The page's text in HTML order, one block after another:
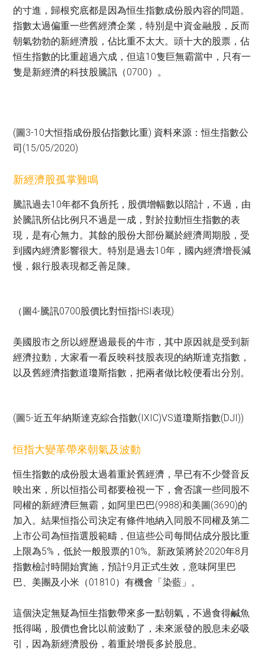
的寸進，歸根究底都是因為恒生指數成份股內容的問題。
指數太過偏重一些舊經濟企業，特別是中資金融股，反而
朝氣勃勃的新經濟股，佔比重不太大。頭十大的股票，佔
恒生指數的比重超過六成，但這10隻巨無霸當中，只有一
隻是新經濟的科技股騰訊（0700）。
(圖3-10大恒指成份股佔指數比重) 資料來源：恒生指數公
司(15/05/2020)
新經濟股孤掌難鳴
騰訊過去10年都不負所托，股價增幅數以陪計，不過，由
於騰訊所佔比例只不過是一成，對於拉動恒生指數的表
現，是有心無力。其餘的股份大部份屬於經濟周期股，受
到國內經濟影響很大。特別是過去10年，國內經濟增長減
慢，銀行股表現都乏善足陳。
（圖4-騰訊0700股價比對恒指HSI表現)
美國股市之所以經歷過最長的牛市，其中原因就是受到新
經濟拉動，大家看一看反映科技股表現的納斯達克指數，
以及舊經濟指數道瓊斯指數，把兩者做比較便看出分別。
(圖5-近五年納斯達克綜合指數(IXIC)VS道瓊斯指數(DJI))
恒指大變革帶來朝氣及波動
恒生指數的成份股太過着重於舊經濟，早已有不少聲音反
映出來，所以恒指公司都要檢視一下，會否讓一些同股不
同權的新經濟巨無霸，如阿里巴巴(9988)和美圖(3690)的
加入。結果恒指公司決定有條件地納入同股不同權及第二
上市公司為恒指選股範疇，但這些公司每間佔成分股比重
上限為5%，低於一般股票的10%。新政策將於2020年8月
指數檢討時開始實施，預計9月正式生效，意味阿里巴
巴、美團及小米（01810）有機會「染藍」。
這個決定無疑為恒生指數帶來多一點朝氣，不過食得鹹魚
抵得喝，股價也會比以前波動了，未來派發的股息未必吸
引，因為新經濟股份，着重於增長多於股息。